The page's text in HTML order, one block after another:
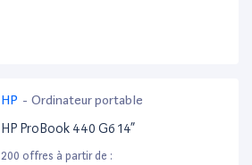
HP - Ordinateur portable
HP ProBook 440 G6 14”
200 offres à partir de :